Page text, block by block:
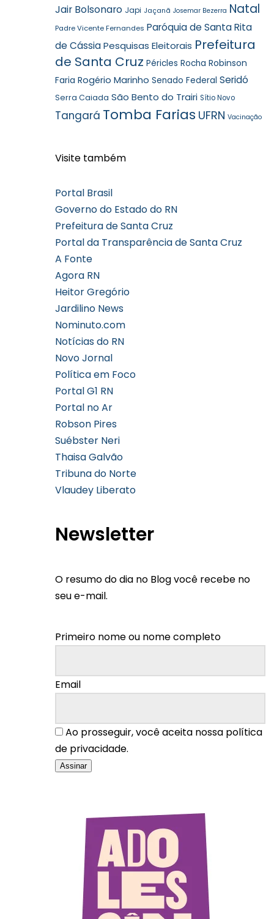
Jair Bolsonaro Japi Jaçanã Josemar Bezerra Natal
Padre Vicente Fernandes Paróquia de Santa Rita
de Cássia Pesquisas Eleitorais Prefeitura
de Santa Cruz Péricles Rocha Robinson
Faria Rogério Marinho Senado Federal Seridó
Serra Caiada São Bento do Trairi Sítio Novo
Tangará Tomba Farias UFRN Vacinação
Visite também
Portal Brasil
Governo do Estado do RN
Prefeitura de Santa Cruz
Portal da Transparência de Santa Cruz
A Fonte
Agora RN
Heitor Gregório
Jardilino News
Nominuto.com
Notícias do RN
Novo Jornal
Política em Foco
Portal G1 RN
Portal no Ar
Robson Pires
Suébster Neri
Thaisa Galvão
Tribuna do Norte
Vlaudey Liberato
Newsletter
O resumo do dia no Blog você recebe no
seu e-mail.
Primeiro nome ou nome completo
Email
Ao prosseguir, você aceita nossa política
de privacidade.